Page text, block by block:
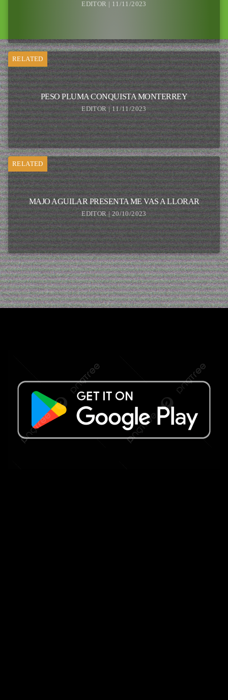
EDITOR | 11/11/2023
RELATED
PESO PLUMA CONQUISTA MONTERREY
EDITOR | 11/11/2023
RELATED
MAJO AGUILAR PRESENTA ME VAS A LLORAR
EDITOR | 20/10/2023